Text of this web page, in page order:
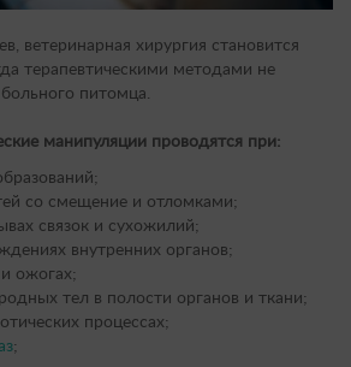
ветеринарная хирургия становится
терапевтическими методами не
питомца.
манипуляции проводятся при:
со смещение и отломками;
связок и сухожилий;
внутренних органов;
ожогах;
тел в полости органов и ткани;
процессах;
;